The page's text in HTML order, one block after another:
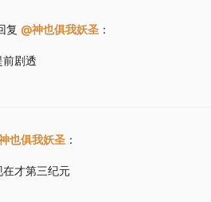
复 @神也俱我妖圣 ：
前剧透
也俱我妖圣 ：
才第三纪元